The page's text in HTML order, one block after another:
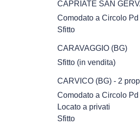
CAPRIATE SAN
Comodato a Circolo
Sfitto
CARAVAGGIO (BG)
Sfitto (in vendita)
CARVICO (BG) - 2
Comodato a Circolo
Locato a privati
Sfitto